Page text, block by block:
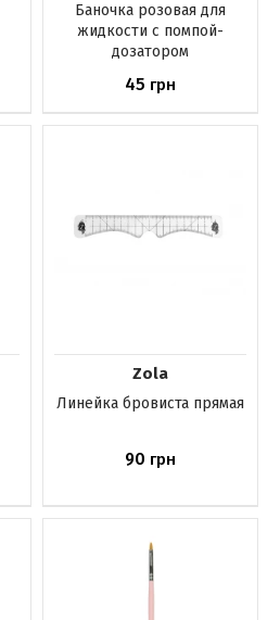
Баночка розовая для
жидкости с помпой-
дозатором
45 грн
Zola
Линейка бровиста прямая
90 грн